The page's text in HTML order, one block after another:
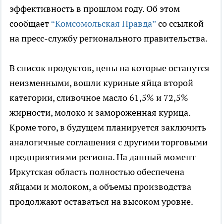
эффективность в прошлом году. Об этом
сообщает “Комсомольская Правда” со ссылкой
на пресс-службу регионального правительства.
В список продуктов, цены на которые останутся
неизменными, вошли куриные яйца второй
категории, сливочное масло 61,5% и 72,5%
жирности, молоко и замороженная курица.
Кроме того, в будущем планируется заключить
аналогичные соглашения с другими торговыми
предприятиями региона. На данный момент
Иркутская область полностью обеспечена
яйцами и молоком, а объемы производства
продолжают оставаться на высоком уровне.